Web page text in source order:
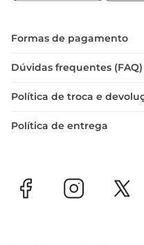
Formas de pagamento
Dúvidas frequentes (FAQ)
Política de troca e
Política de entrega